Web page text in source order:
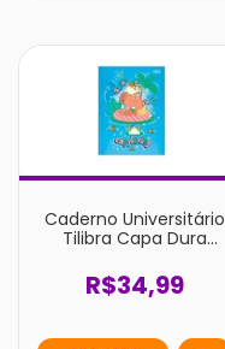
Caderno Universitário
Tilibra Capa Dura
Folhas un
R$34,99